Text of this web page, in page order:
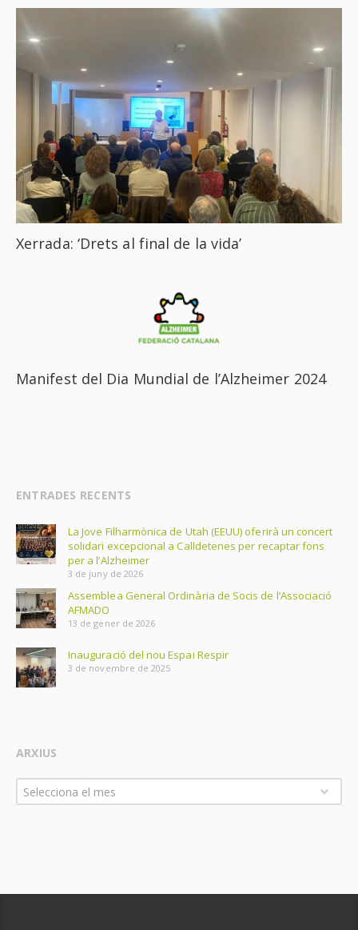
Xerrada: ‘Drets al final de la vida’
Manifest del Dia Mundial de l’Alzheimer 2024
ENTRADES RECENTS
La Jove Filharmònica de Utah (EEUU) oferirà un concert
solidari excepcional a Calldetenes per recaptar fons
per a l’Alzheimer
3 de juny de 2026
Assemblea General Ordinària de Socis de l’Associació
AFMADO
13 de gener de 2026
Inauguració del nou Espai Respir
3 de novembre de 2025
ARXIUS
Arxius
Selecciona el mes